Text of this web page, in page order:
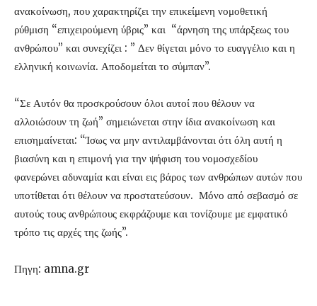
ανακοίνωση, που χαρακτηρίζει την επικείμενη νομοθετική
ρύθμιση “επιχειρούμενη ύβρις” και “άρνηση της υπάρξεως του
ανθρώπου” και συνεχίζει : ” Δεν θίγεται μόνο το ευαγγέλιο και η
ελληνική κοινωνία. Αποδομείται το σύμπαν”.
“Σε Αυτόν θα προσκρούσουν όλοι αυτοί που θέλουν να
αλλοιώσουν τη ζωή” σημειώνεται στην ίδια ανακοίνωση και
επισημαίνεται: “Ίσως να μην αντιλαμβάνονται ότι όλη αυτή η
βιασύνη και η επιμονή για την ψήφιση του νομοσχεδίου
φανερώνει αδυναμία και είναι εις βάρος των ανθρώπων αυτών που
υποτίθεται ότι θέλουν να προστατεύσουν. Μόνο από σεβασμό σε
αυτούς τους ανθρώπους εκφράζουμε και τονίζουμε με εμφατικό
τρόπο τις αρχές της ζωής”.
Πηγη: amna.gr